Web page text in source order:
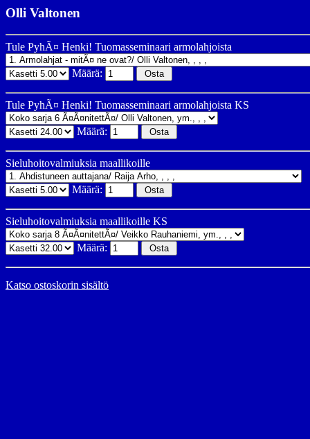
Olli Valtonen
Tule PyhÃ¤ Henki! Tuomasseminaari armolahjoista
Määrä:
Tule PyhÃ¤ Henki! Tuomasseminaari armolahjoista KS
Määrä:
Sieluhoitovalmiuksia maallikoille
Määrä:
Sieluhoitovalmiuksia maallikoille KS
Määrä:
Katso ostoskorin sisältö